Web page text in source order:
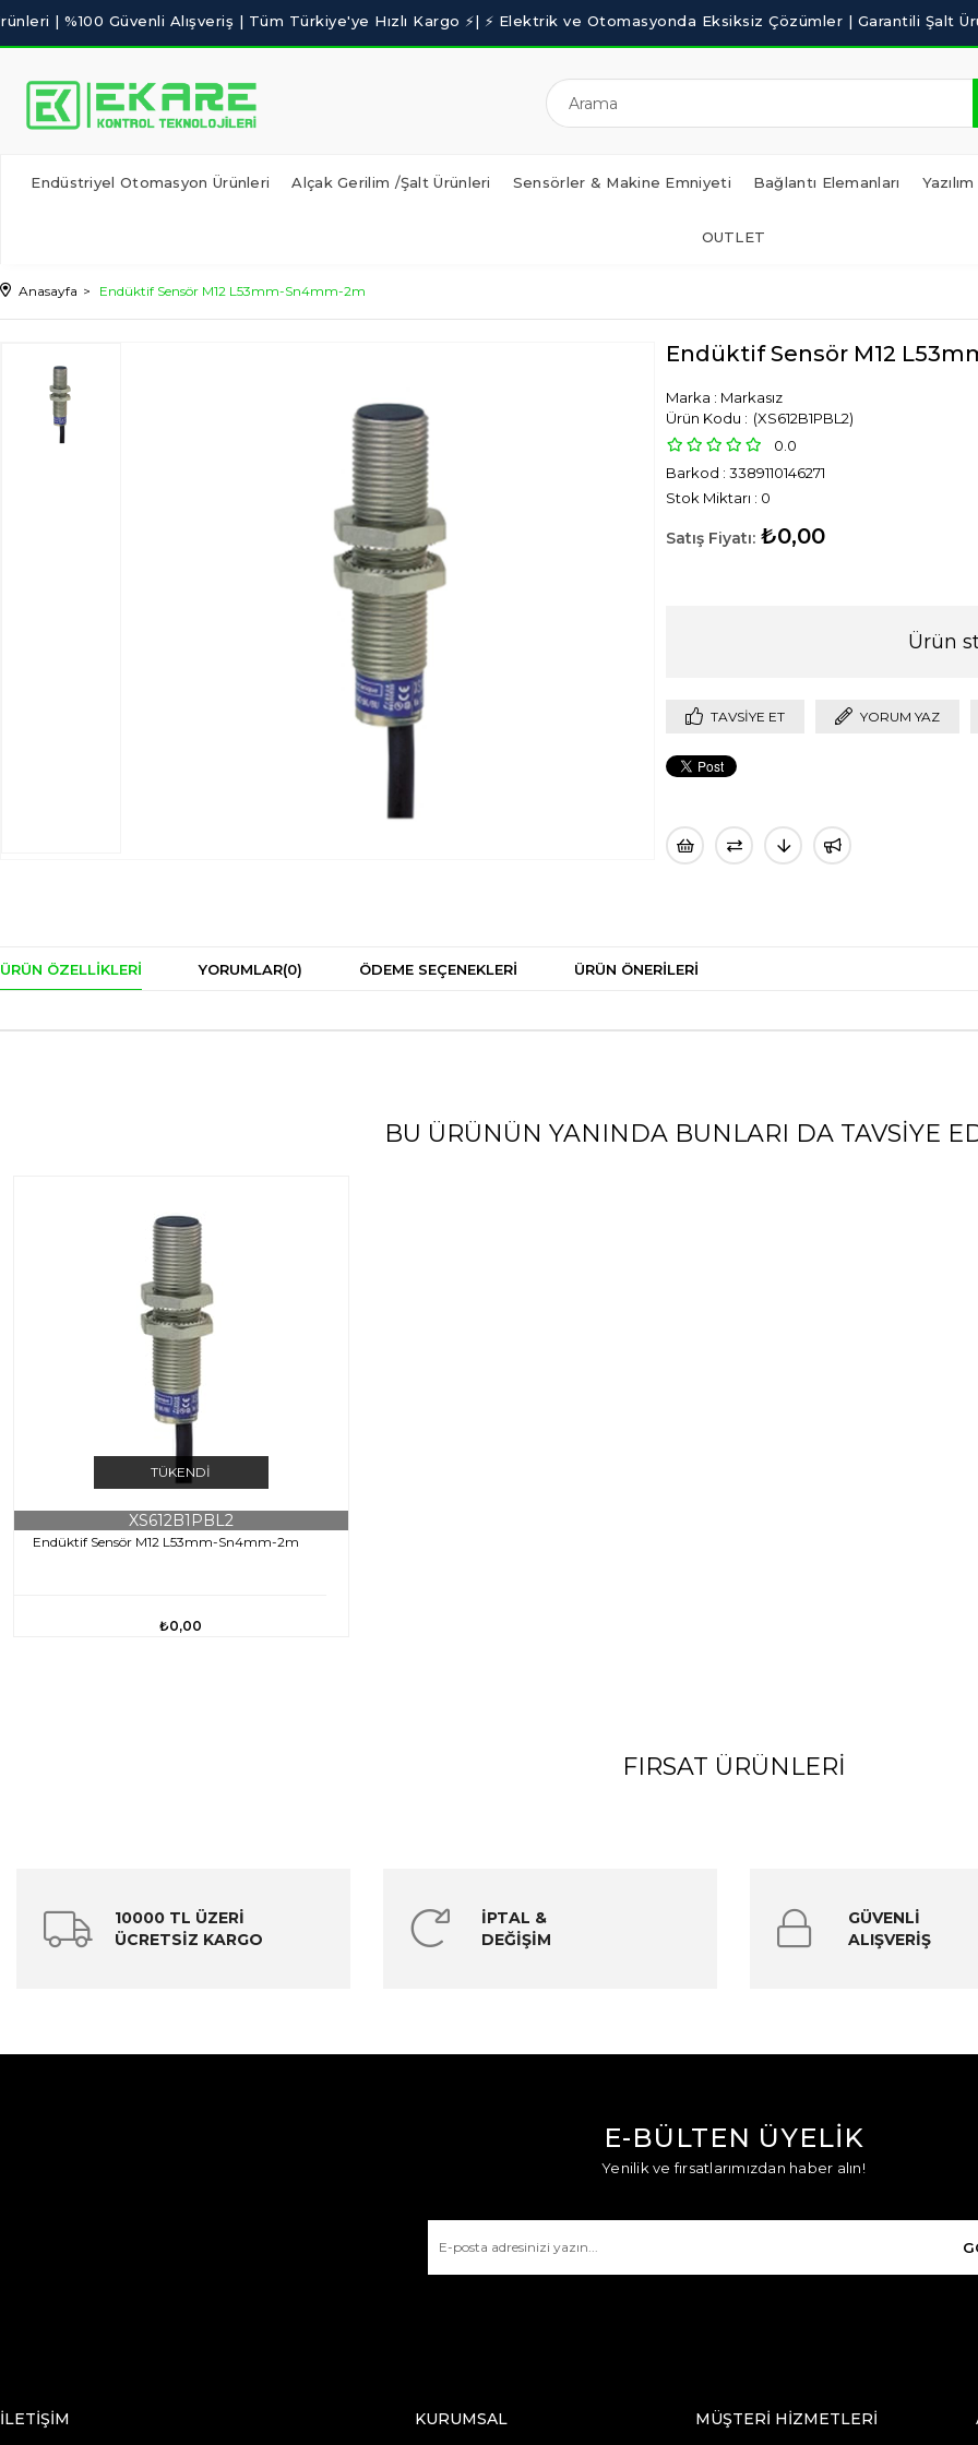
Endüstriyel Otomasyon Ürünleri Alçak Gerilim /Şalt Ürünleri Sensörler & Makine Emniyeti Bağlantı Elemanları
OUTLET
Anasayfa Endüktif Sensör M12 L53mm-Sn4mm-2m
Endüktif Sensör M12
Marka : Markasız
(XS612B1PBL2)
0.0
Barkod : 3389110146271
Stok Miktarı : 0
₺0,00
Ürün
TAVSIYE ET YORUM YAZ
ÜRÜN ÖZELLIKLERI YORUMLAR(0) ÖDEME SEÇENEKLERI ÜRÜN ÖNERILERI
BU ÜRÜNÜN YANINDA BUNLARI DA TAVSIYE
TÜKENDI
Endüktif Sensör M12 L53mm-Sn4mm-2m
XS612B1PBL2
₺0,00
FIRSAT ÜRÜNLERI
10000 TL ÜZERİ
ÜCRETSİZ KARGO
İPTAL &
DEĞİŞİM
GÜVENLİ
ALIŞVERİŞ
E-BÜLTEN ÜYELİK
Yenilik ve fırsatlarımızdan haber alın!
İLETİŞİM KURUMSAL MÜŞTERİ HİZMETLERİ